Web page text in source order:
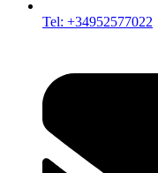
Tel: +34952577022